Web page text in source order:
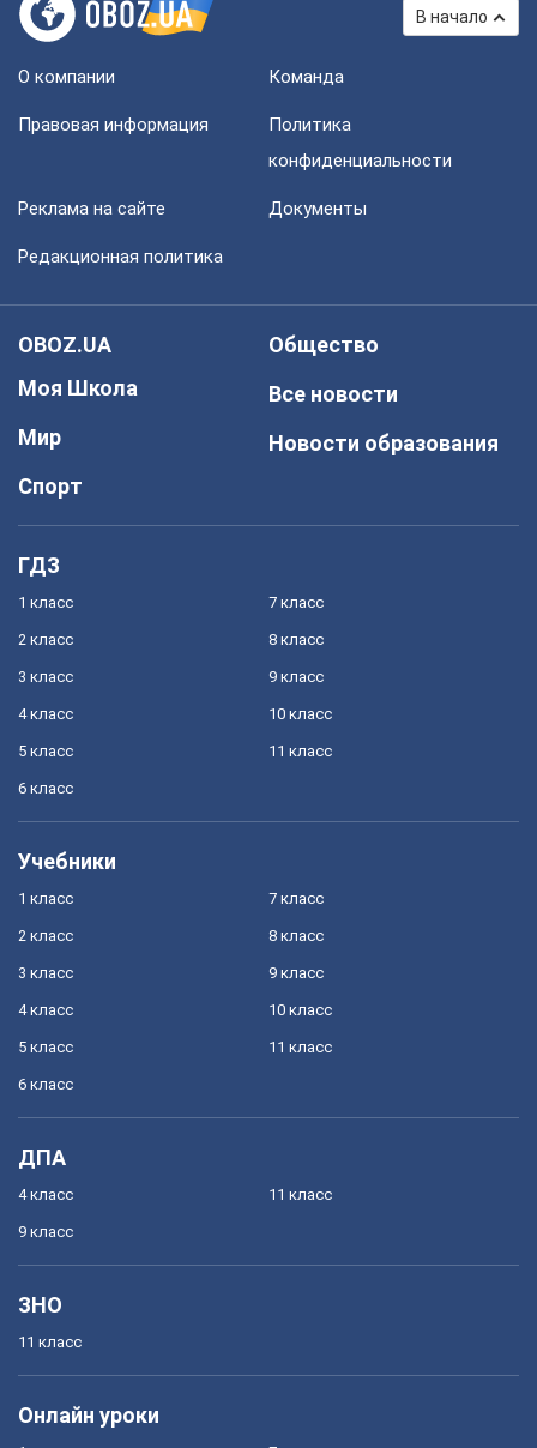
В начало
О компании Команда
Правовая информация
Политика
конфиденциальности
Реклама на сайте Документы
Редакционная политика
OBOZ.UA
Моя Школа
Мир
Спорт
Общество
Все новости
Новости образования
ГДЗ
1 класс
2 класс
3 класс
4 класс
5 класс
6 класс
7 класс
8 класс
9 класс
10 класс
11 класс
Учебники
1 класс
2 класс
3 класс
4 класс
5 класс
6 класс
7 класс
8 класс
9 класс
10 класс
11 класс
ДПА
4 класс
9 класс
11 класс
ЗНО
11 класс
Онлайн уроки